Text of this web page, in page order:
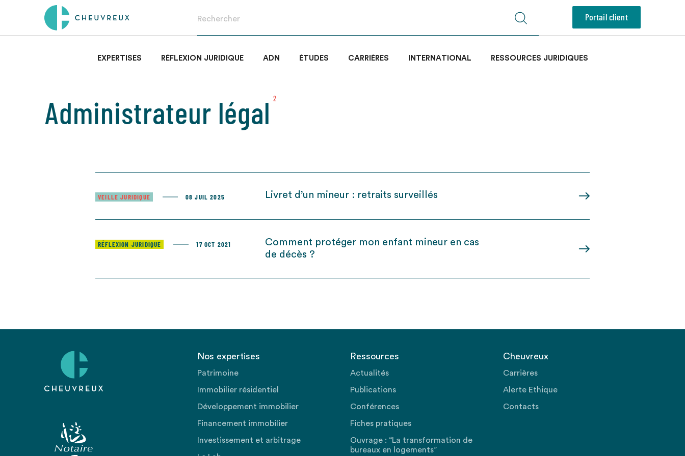
Portail client
EXPERTISES RÉFLEXION JURIDIQUE ADN ÉTUDES CARRIÈRES INTERNATIONAL RESSOURCES JURIDIQUES
Administrateur légal 2
VEILLE JURIDIQUE 08 JUIL 2025 Livret d’un mineur : retraits surveillés
RÉFLEXION JURIDIQUE 17 OCT 2021
Comment protéger mon enfant mineur en cas
de décès ?
Nos expertises
Patrimoine
Immobilier résidentiel
Développement immobilier
Financement immobilier
Investissement et arbitrage
Ressources
Actualités
Publications
Conférences
Fiches pratiques
Ouvrage : “La transformation de
bureaux en logements”
Cheuvreux
Carrières
Alerte Ethique
Contacts